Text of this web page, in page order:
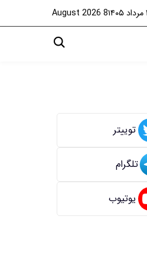
8 August 2026
توییتر
تلگرام
یوتیوب